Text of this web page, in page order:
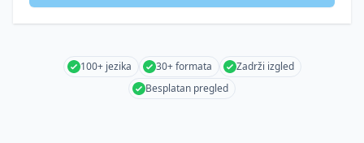
100+ jezika 30+ formata
Zadrži izgled
Besplatan pregled